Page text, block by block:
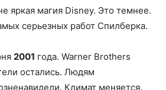
яркая магия Disney. Это темнее.
серьезных работ Спилберка.
2001 года. Warner Brothers
остались. Людям
Климат меняется.